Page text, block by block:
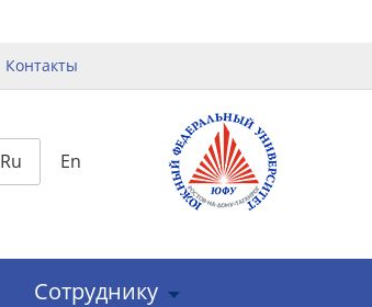
Контакты
Ru En
Сотруднику